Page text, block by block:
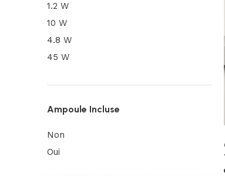
1.2 W
10 W
4.8 W
45 W
Ampoule Incluse
Non
Oui